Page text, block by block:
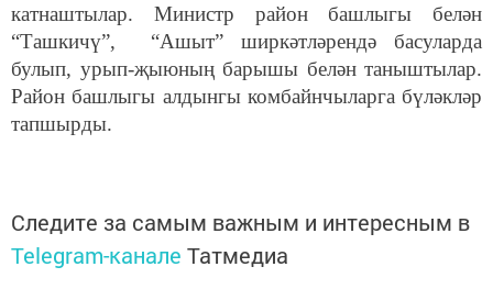
катнаштылар. Министр район башлыгы белән
“Ташкичү”, “Ашыт” ширкәтләрендә басуларда
булып, урып-җыюның барышы белән таныштылар.
Район башлыгы алдынгы комбайнчыларга бүләкләр
тапшырды.
Следите за самым важным и интересным в
Telegram-канале Татмедиа